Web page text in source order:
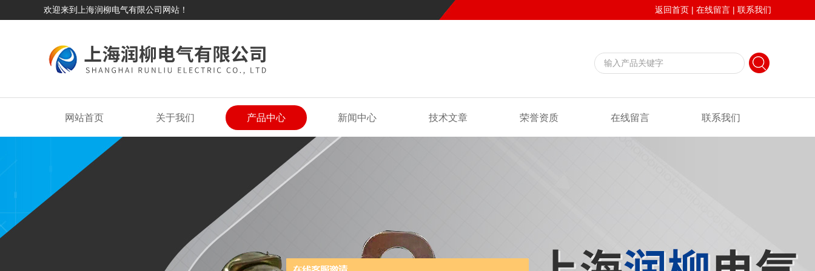
欢迎来到上海润柳电气有限公司网站！ 返回首页 | 在线留言 | 联系我们
网站首页 关于我们 产品中心 新闻中心 技术文章 荣誉资质 在线留言 联系我们